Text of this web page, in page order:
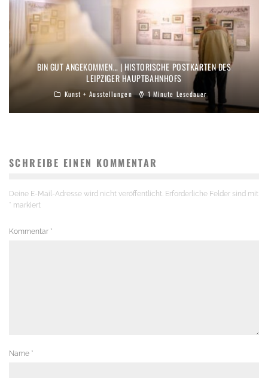
BIN GUT ANGEKOMMEN… | HISTORISCHE POSTKARTEN DES
LEIPZIGER HAUPTBAHNHOFS
Kunst + Ausstellungen 1 Minute Lesedauer
SCHREIBE EINEN KOMMENTAR
Deine E-Mail-Adresse wird nicht veröffentlicht. Erforderliche Felder sind mit
* markiert
Kommentar *
Name *